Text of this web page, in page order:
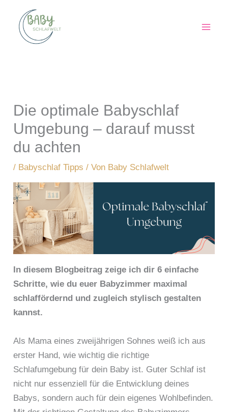
Inhalt
springen
Die optimale Babyschlaf
Umgebung – darauf musst
du achten
/ Babyschlaf Tipps / Von Baby Schlafwelt
In diesem Blogbeitrag zeige ich dir 6 einfache
Schritte, wie du euer Babyzimmer maximal
schlaffördernd und zugleich stylisch gestalten
kannst.
Als Mama eines zweijährigen Sohnes weiß ich aus
erster Hand, wie wichtig die richtige
Schlafumgebung für dein Baby ist. Guter Schlaf ist
nicht nur essenziell für die Entwicklung deines
Babys, sondern auch für dein eigenes Wohlbefinden.